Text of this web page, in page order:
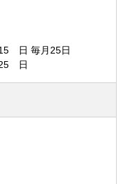
日 毎月25日
日